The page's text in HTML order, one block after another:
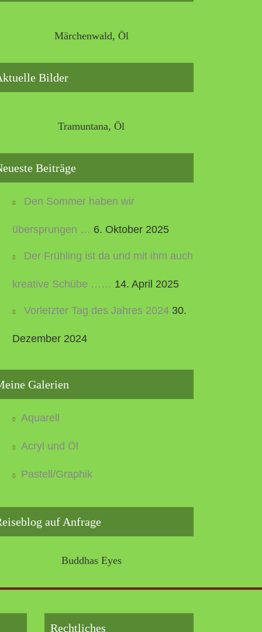
Märchenwald, Öl
Bilder
Tramuntana, Öl
Beiträge
Den Sommer haben wir
übersprungen … 6. Oktober 2025
Der Frühling ist da und mit ihm auch
kreative Schübe …… 14. April 2025
Vorletzter Tag des Jahres 2024 30.
Dezember 2024
Galerien
Aquarell
Acryl und Öl
Pastell/Graphik
auf Anfrage
Buddhas Eyes
Rechtliches